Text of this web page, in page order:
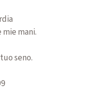
mani.
seno.